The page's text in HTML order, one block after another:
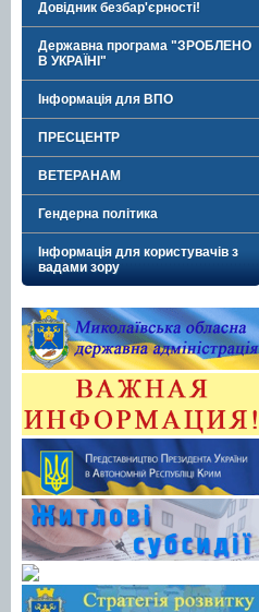
Довідник безбар'єрності!
Державна програма "ЗРОБЛЕНО
В УКРАЇНІ"
Інформація для ВПО
ПРЕСЦЕНТР
ВЕТЕРАНАМ
Гендерна політика
Інформація для користувачів з
вадами зору